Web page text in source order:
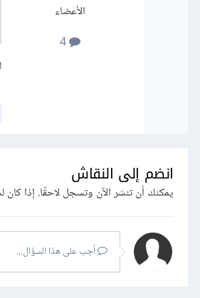
الأعضاء
4
انضم إلى النقاش
يمكنك أن تنشر الآن وتسجل لاحقًا. إذا
أجب على هذا السؤال...